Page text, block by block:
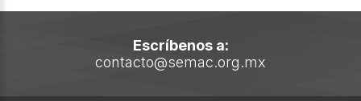
Escríbenos a:
contacto@semac.org.mx